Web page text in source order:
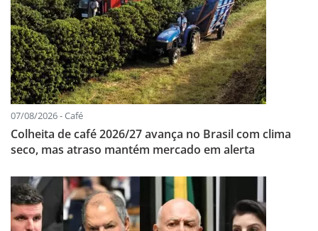
07/08/2026 - Café
Colheita de café 2026/27 avança no Brasil com clima
seco, mas atraso mantém mercado em alerta